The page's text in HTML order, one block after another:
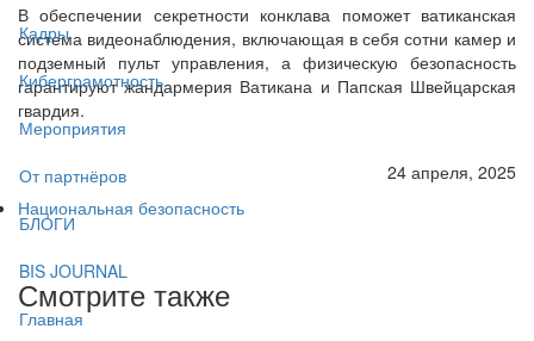
Кадры
Киберграмотность
Мероприятия
От партнёров
БЛОГИ
BIS JOURNAL
Главная
В обеспечении секретности конклава поможет ватиканская
система видеонаблюдения, включающая в себя сотни камер и
подземный пульт управления, а физическую безопасность
гарантируют жандармерия Ватикана и Папская Швейцарская
гвардия.
24 апреля, 2025
Национальная безопасность
Смотрите также